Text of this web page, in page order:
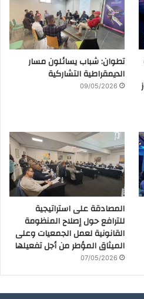
تطوان: شباب يسائلون مسار
الديمقراطية التشاركية
09/05/2026
المصادقة على استراتيجية
للترافع حول إصلاح المنظومة
القانونية لعمل الجمعيات وعلى
الميثاق المؤطر من أجل تفعيلها
07/05/2026